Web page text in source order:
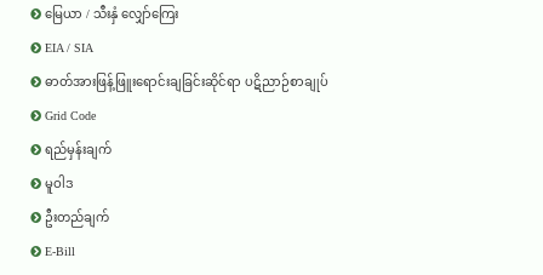
မြေယာ / သီးနှံ လျှော်ကြေး
EIA / SIA
ဓာတ်အားဖြန့်ဖြူးရောင်းချခြင်းဆိုင်ရာ ပဋိညာဉ်စာချုပ်
Grid Code
ရည်မှန်းချက်
မူဝါဒ
ဦးတည်ချက်
E-Bill